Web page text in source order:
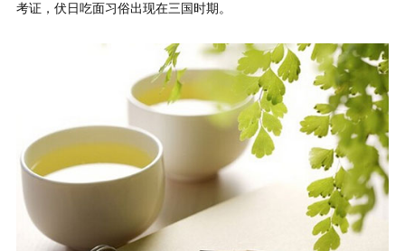
考证，伏日吃面习俗出现在三国时期。